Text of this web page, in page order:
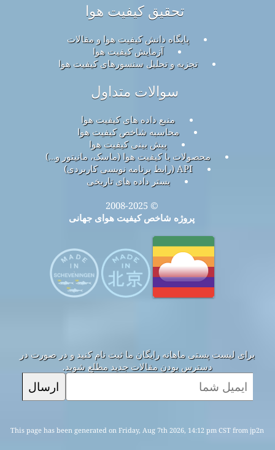
تحقیق کیفیت هوا
پایگاه دانش کیفیت هوا و مقالات
آزمایش کیفیت هوا
تجزیه و تحلیل سنسورهای کیفیت هوا
سوالات متداول
منبع داده های کیفیت هوا
محاسبه شاخص کیفیت هوا
پیش بینی کیفیت هوا
محصولات با کیفیت هوا (ماسک، مانیتور و…)
API (رابط برنامه نویسی کاربردی)
بستر داده های تاریخی
© 2008-2025
پروژه شاخص کیفیت هوای جهانی
برای لیست پستی ماهانه رایگان ما ثبت نام کنید و در صورت در
دسترس بودن مقالات جدید مطلع شوید.
ارسال
This page has been generated on Friday, Aug 7th 2026, 14:12 pm CST from jp2n